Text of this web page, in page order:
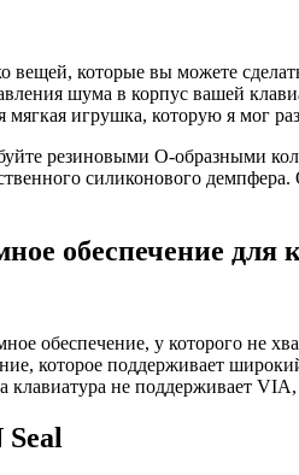
вещей, которые вы можете
шума в корпус вашей
игрушка, которую я мог
резиновыми O-образными
силиконового
обеспечение для
обеспечение, у которого не
которое поддерживает
не поддерживает